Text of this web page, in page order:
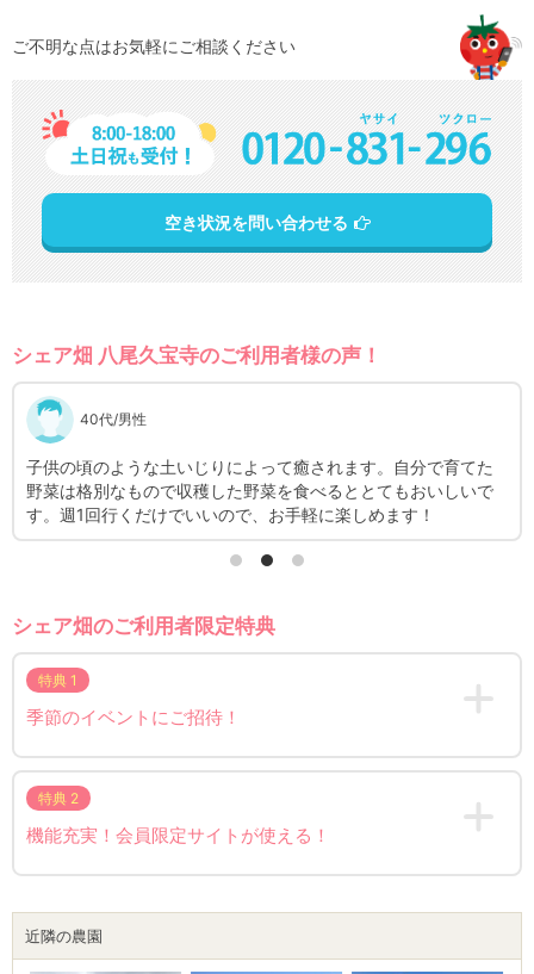
ご不明な点はお気軽にご相談ください
空き状況を問い合わせる
シェア畑 八尾久宝寺のご利用者様の声！
30代/女性
野菜を育てることはもちろん畑作業自体が初めてなので、野菜
の日々の成長に喜びを感じます。どんどん大きくなっていく様
子を見るときはひとときの癒しを感じました。
シェア畑のご利用者限定特典
特典 1
季節のイベントにご招待！
特典 2
機能充実！会員限定サイトが使える！
近隣の農園